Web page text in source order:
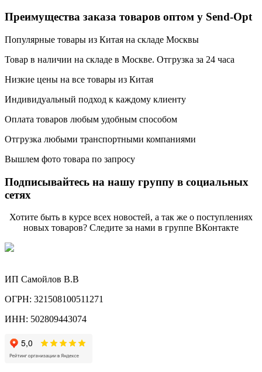
Преимущества заказа товаров оптом у Send-Opt
Популярные товары из Китая на складе Москвы
Товар в наличии на складе в Москве. Отгрузка за 24 часа
Низкие цены на все товары из Китая
Индивидуальный подход к каждому клиенту
Оплата товаров любым удобным способом
Отгрузка любыми транспортными компаниями
Вышлем фото товара по запросу
Подписывайтесь на нашу группу в социальных
сетях
Хотите быть в курсе всех новостей, а так же о поступлениях
новых товаров? Следите за нами в группе ВКонтакте
ИП Самойлов В.В
ОГРН: 321508100511271
ИНН: 502809443074